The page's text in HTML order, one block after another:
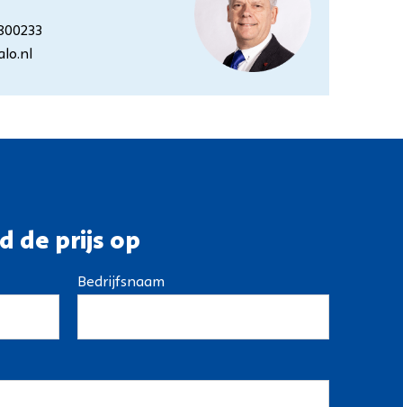
de prijs op
Bedrijfsnaam